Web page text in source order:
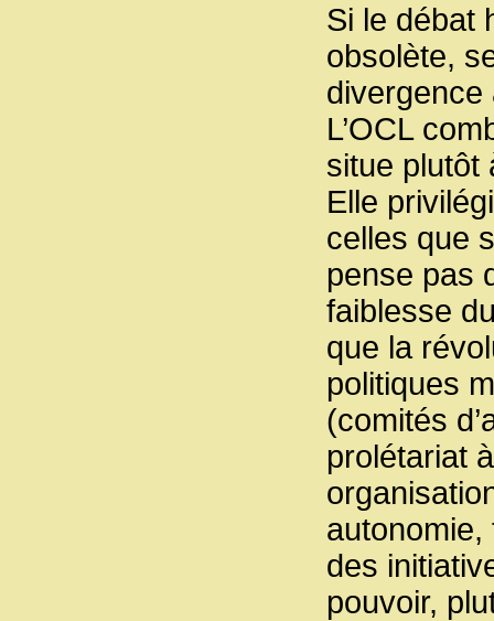
Si le débat
obsolète,
divergence
L’OCL
situe plutôt
Elle
celles que
pense pas
faiblesse
que la
politiques
(comités
prolétariat
des
pouvoir,